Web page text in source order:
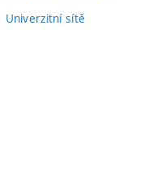
Univerzitní sítě